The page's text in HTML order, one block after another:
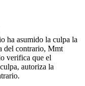
ha asumido la culpa la
del contrario, Mmt
verifica que el
autoriza la